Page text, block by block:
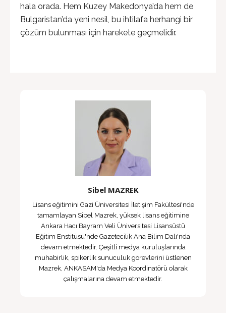
hala orada. Hem Kuzey Makedonya’da hem de
Bulgaristan’da yeni nesil, bu ihtilafa herhangi bir
çözüm bulunması için harekete geçmelidir.
Sibel MAZREK
Lisans eğitimini Gazi Üniversitesi İletişim Fakültesi'nde
tamamlayan Sibel Mazrek, yüksek lisans eğitimine
Ankara Hacı Bayram Veli Üniversitesi Lisansüstü
Eğitim Enstitüsü'nde Gazetecilik Ana Bilim Dalı'nda
devam etmektedir. Çeşitli medya kuruluşlarında
muhabirlik, spikerlik sunuculuk görevlerini üstlenen
Mazrek, ANKASAM'da Medya Koordinatörü olarak
çalışmalarına devam etmektedir.